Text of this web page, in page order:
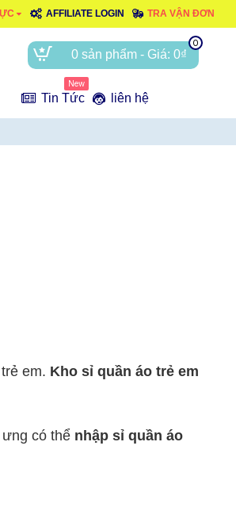
AFFILIATE LOGIN TRA VẬN ĐƠN
0 sản phẩm - Giá: 0₫
0
Tin Tức
New
liên hệ
em. Kho sỉ quần áo trẻ em
có thể nhập sỉ quần áo